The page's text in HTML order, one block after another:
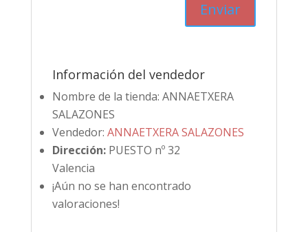
Información del vendedor
Nombre de la tienda: ANNAETXERA
SALAZONES
Vendedor: ANNAETXERA SALAZONES
Dirección: PUESTO nº 32
Valencia
¡Aún no se han encontrado
valoraciones!